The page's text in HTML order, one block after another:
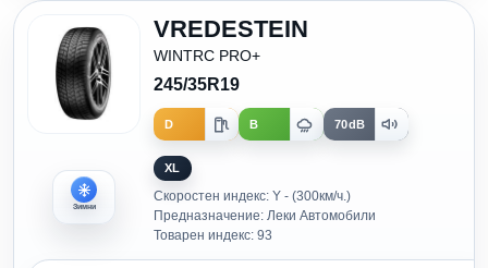
Зимни
VREDESTEIN
WINTRC PRO+
245/35R19
D B 70dB
XL
Скоростен индекс: Y - (300км/ч.)
Предназначение: Леки Автомобили
Товарен индекс: 93